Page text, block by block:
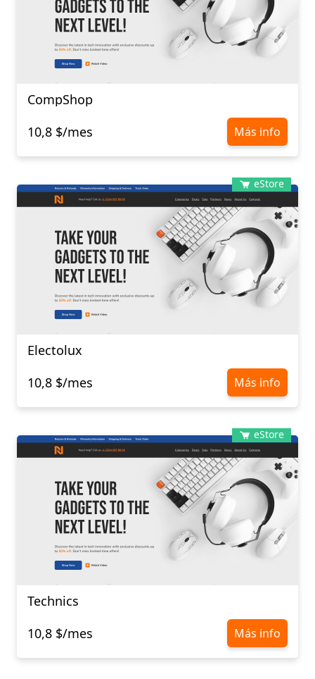
CompShop
10,8 $/mes
Más info
eStore
Electolux
10,8 $/mes
Más info
eStore
Technics
10,8 $/mes
Más info